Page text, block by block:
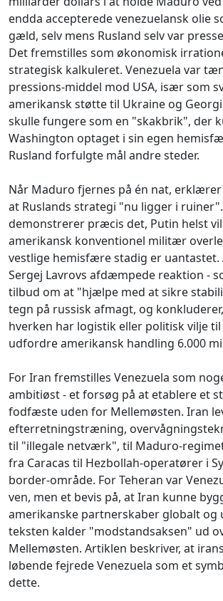
endda accepterede venezuelansk olie
gæld, selv mens Rusland selv var
Det fremstilles som økonomisk
strategisk kalkuleret. Venezuela var
pressions-middel mod USA, især som
amerikansk støtte til Ukraine og
skulle fungere som en "skakbrik", der
Washington optaget i sin egen
Rusland forfulgte mål andre steder.
Når Maduro fjernes på én nat, erklærer
at Ruslands strategi "nu ligger i
demonstrerer præcis det, Putin helst
amerikansk konventionel militær
vestlige hemisfære stadig er
Sergej Lavrovs afdæmpede reaktion -
tilbud om at "hjælpe med at sikre
tegn på russisk afmagt, og
hverken har logistik eller politisk vilje
udfordre amerikansk handling 6.000
For Iran fremstilles Venezuela som
ambitiøst - et forsøg på at etablere et
fodfæste uden for Mellemøsten. Iran
efterretningstræning,
til "illegale netværk", til Maduro-
fra Caracas til Hezbollah-operatører i
border-område. For Teheran var
ven, men et bevis på, at Iran kunne
amerikanske partnerskaber globalt og
teksten kalder "modstandsaksen" ud
Mellemøsten. Artiklen beskriver, at
løbende fejrede Venezuela som et
dette.